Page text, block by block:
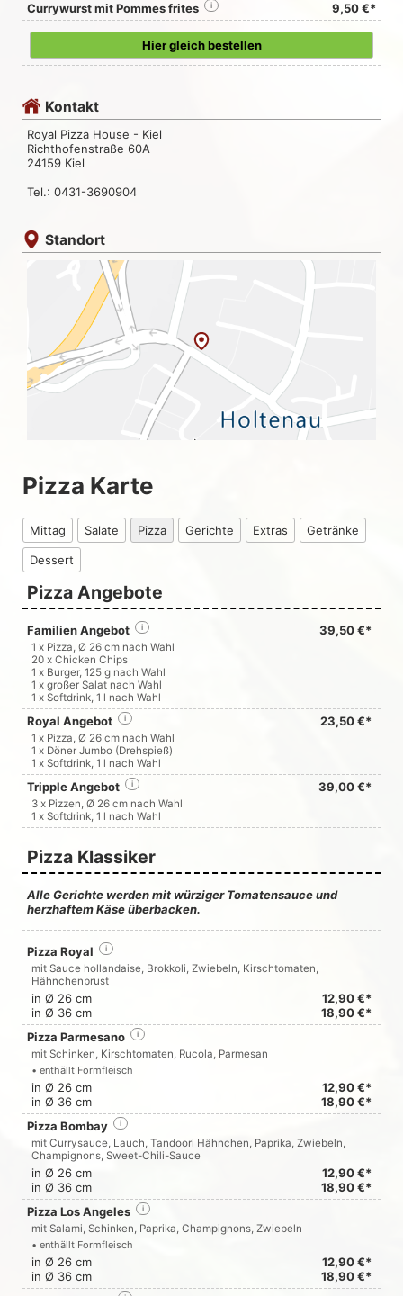
Currywurst mit Pommes frites i 9,50 €*
Hier gleich bestellen
Kontakt
Royal Pizza House - Kiel
Richthofenstraße 60A
24159 Kiel
Tel.: 0431-3690904
Standort
Pizza Karte
Mittag Salate Pizza Gerichte Extras Getränke
Dessert
Pizza Angebote
Familien Angebot 39,50 €*
i
1 x Pizza, Ø 26 cm nach Wahl
20 x Chicken Chips
1 x Burger, 125 g nach Wahl
1 x großer Salat nach Wahl
1 x Softdrink, 1 l nach Wahl
Royal Angebot 23,50 €*
i
1 x Pizza, Ø 26 cm nach Wahl
1 x Döner Jumbo (Drehspieß)
1 x Softdrink, 1 l nach Wahl
Tripple Angebot 39,00 €*
i
3 x Pizzen, Ø 26 cm nach Wahl
1 x Softdrink, 1 l nach Wahl
Pizza Klassiker
Alle Gerichte werden mit würziger Tomatensauce und
herzhaftem Käse überbacken.
Pizza Royal i
mit Sauce hollandaise, Brokkoli, Zwiebeln, Kirschtomaten,
Hähnchenbrust
in Ø 26 cm
12,90 €*
in Ø 36 cm
18,90 €*
Pizza Parmesano
i
mit Schinken, Kirschtomaten, Rucola, Parmesan
• enthällt Formfleisch
in Ø 26 cm
12,90 €*
in Ø 36 cm
18,90 €*
Pizza Bombay
i
mit Currysauce, Lauch, Tandoori Hähnchen, Paprika, Zwiebeln,
Champignons, Sweet-Chili-Sauce
in Ø 26 cm
12,90 €*
in Ø 36 cm
18,90 €*
Pizza Los Angeles
i
mit Salami, Schinken, Paprika, Champignons, Zwiebeln
• enthällt Formfleisch
in Ø 26 cm
12,90 €*
in Ø 36 cm
18,90 €*